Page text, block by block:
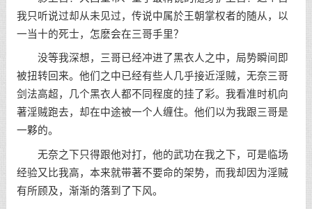
我只听说过却从未见过，传说中属於王朝掌权者的随从，以
一当十的死士，怎麽会在三哥手里？
没等我深想，三哥已经冲进了黑衣人之中，局势瞬间即
被扭转回来。他们之中已经有些人几乎接近淫贼，无奈三哥
剑法高超，几个黑衣人都不同程度的挂了彩。我看准时机向
著淫贼跑去，却在中途被一个人缠住。他们以为我跟三哥是
一夥的。
无奈之下只得跟他对打，他的武功在我之下，可是临场
经验又比我高，本来就带著不要命的架势，而我却因为淫贼
有所顾及，渐渐的落到了下风。